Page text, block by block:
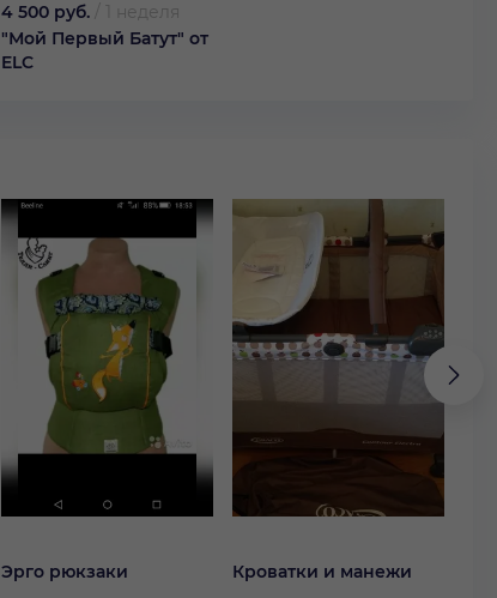
4 500 руб.
1 неделя
"Мой Первый Батут" от
ELC
Эрго рюкзаки Кроватки и манежи